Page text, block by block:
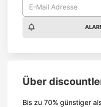
Über
Bis zu 70% günstiger